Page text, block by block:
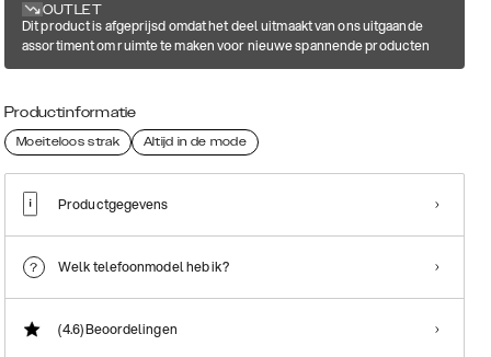
OUTLET
Dit product is afgeprijsd omdat het deel uitmaakt van ons uitgaande
assortiment om ruimte te maken voor nieuwe spannende producten
Productinformatie
Moeiteloos strak Altijd in de mode
Productgegevens
Welk telefoonmodel heb ik?
(4.6)Beoordelingen